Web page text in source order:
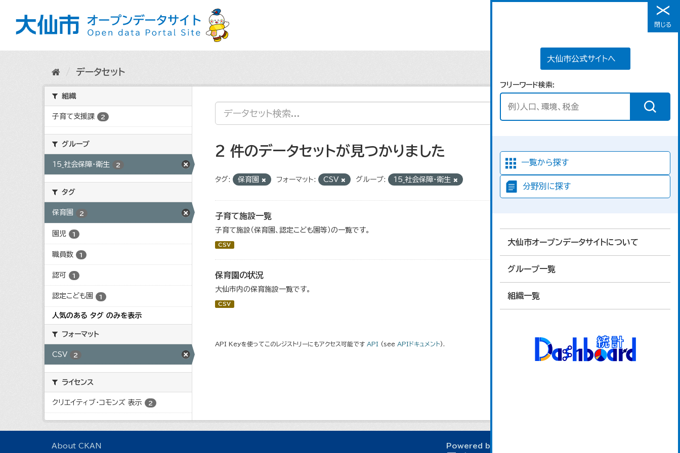
メニュー
大仙市公式サイトへ
フリーワード検索
一覧から探す
分野別に探す
大仙市オープンデータサイトについて
グループ一覧
組織一覧
閉じる
データセット
組織
子育て支援課 2
グループ
15_社会保障・衛生 2
タグ
保育園 2
園児 1
職員数 1
認可 1
認定こども園 1
人気のある タグ のみを表示
フォーマット
CSV 2
ライセンス
クリエイティブ・コモンズ 表示 2
2 件のデータセットが見つかりました
タグ: 保育園 フォーマット: CSV グループ: 15_社会保障・衛生
子育て施設一覧
子育て施設（保育園、認定こども園等）の一覧です。
CSV
保育園の状況
大仙市内の保育施設一覧です。
CSV
API Keyを使ってこのレジストリーにもアクセス可能です API (see APIドキュメント).
About CKAN Powered by